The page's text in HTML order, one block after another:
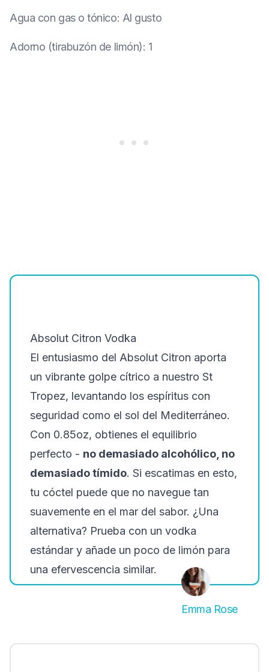
Agua con gas o tónico: Al gusto
Adorno (tirabuzón de limón): 1
Absolut Citron Vodka
El entusiasmo del Absolut Citron aporta
un vibrante golpe cítrico a nuestro St
Tropez, levantando los espíritus con
seguridad como el sol del Mediterráneo.
Con 0.85oz, obtienes el equilibrio
perfecto - no demasiado alcohólico, no
demasiado tímido. Si escatimas en esto,
tu cóctel puede que no navegue tan
suavemente en el mar del sabor. ¿Una
alternativa? Prueba con un vodka
estándar y añade un poco de limón para
una efervescencia similar.
Emma Rose